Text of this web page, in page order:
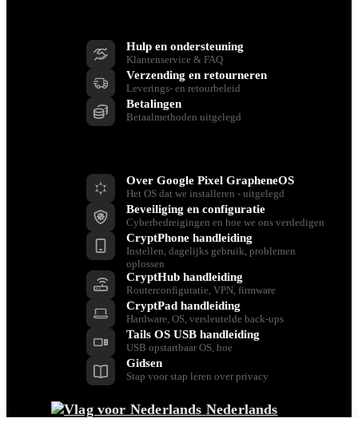
Hulp en ondersteuning
Klantenservice & FAQ
Verzending en retourneren
Leverings- en retourbeleid
Betalingen
Betaalmethoden uitgelegd
Over Google Pixel GrapheneOS
Het OS dat we installeren - uitgelegd
Beveiliging en configuratie
Cyberbedreigingen en hoe we ons verdedigen
CryptPhone handleiding
Instellen, dagelijks gebruik, problemen
oplossen
CryptHub handleiding
Routerconfiguratie, VPN, firmware
CryptPad handleiding
Hardware, OS, versleutelde back-ups
Tails OS USB handleiding
USB opstartbaar OS, hoe
Gidsen
Stap voor stap leren over privacy
Nederlands